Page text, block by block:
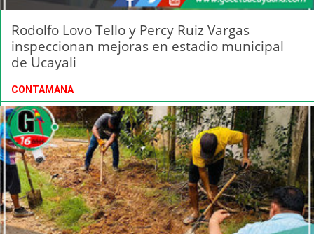
Rodolfo Lovo Tello y Percy Ruiz Vargas
inspeccionan mejoras en estadio municipal
de Ucayali
CONTAMANA